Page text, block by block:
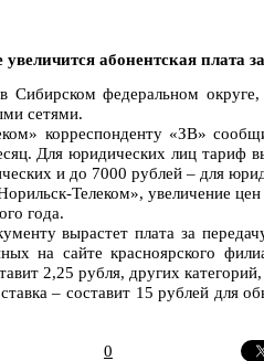
абонентская плата
федеральном
сетями.
корреспонденту «ЗВ»
Для юридических лиц тариф
и до 7000 рублей – для
Телеком», увеличение
года.
вырастет плата за
на сайте красноярского
2,25 рубля, других
– составит 15 рублей для
0